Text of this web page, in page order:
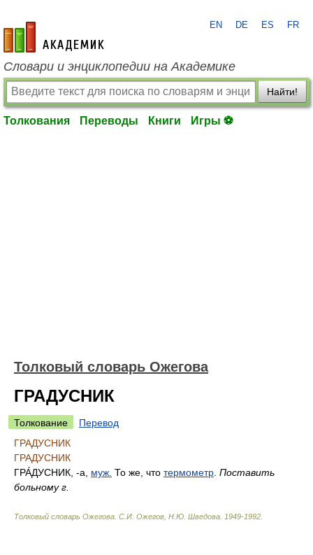
academic.ru
EN DE ES FR
Словари и энциклопедии на Академике
Найти!
Толкования Переводы Книги Игры ⚽
Толковый словарь Ожегова
ГРАДУСНИК
Толкование
Перевод
ГРАДУСНИК
ГРАДУСНИК
ГРА́ДУСНИК , -а, муж. То же, что термометр Поставить
больному г.
Толковый словарь Ожегова С.И. Ожегов, Н.Ю. Шведова. 1949-1992